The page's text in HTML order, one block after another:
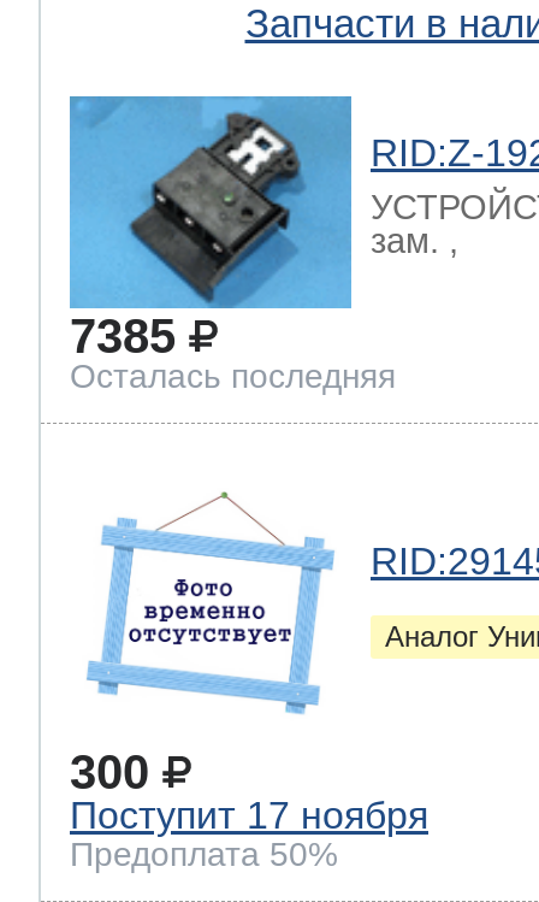
Запчасти в
RID:Z-
зам. ,
7385
Осталась последняя
Аналог
300
Поступит 17 ноября
Предоплата 50%